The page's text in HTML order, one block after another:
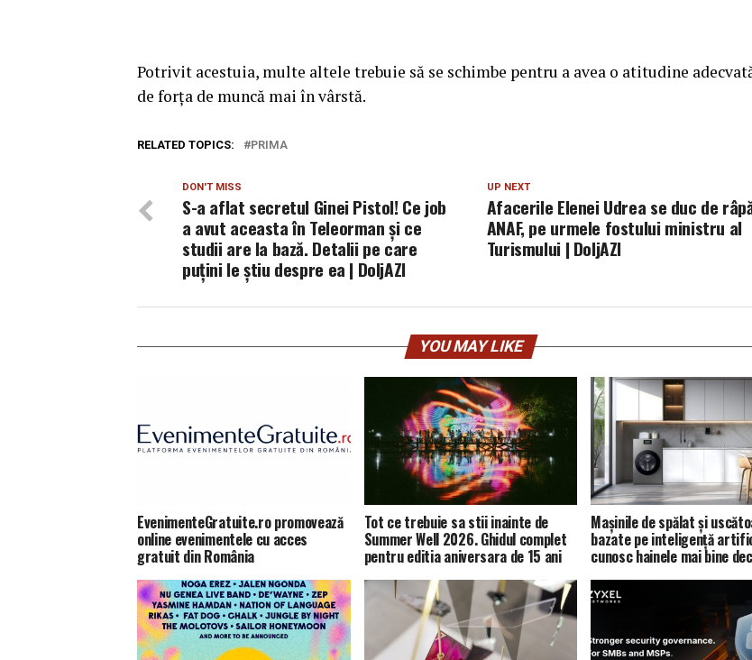
Potrivit acestuia, multe altele trebuie să se schimbe pentru a avea o atitudine
de forţa de muncă mai în vârstă.
RELATED TOPICS: PRIMA
UP NEXT
Afacerile Elenei Udrea se duc de
ANAF, pe urmele fostului ministru al
Turismului | DoljAZI
DON'T MISS
S-a aflat secretul Ginei Pistol! Ce job
a avut aceasta în Teleorman și ce
studii are la bază. Detalii pe care
puțini le știu despre ea | DoljAZI
YOU MAY LIKE
EvenimenteGratuite.ro promovează
online evenimentele cu acces
gratuit din România
Tot ce trebuie sa stii inainte de
Summer Well 2026. Ghidul complet
pentru editia aniversara de 15 ani
Mașinile de spălat și
bazate pe inteligență
cunosc hainele mai bine